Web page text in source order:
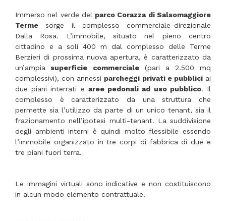
Immerso nel verde del parco Corazza di Salsomaggiore
Terme sorge il complesso commerciale-direzionale
Dalla Rosa. L’immobile, situato nel pieno centro
cittadino e a soli 400 m dal complesso delle Terme
Berzieri di prossima nuova apertura, è caratterizzato da
un’ampia superficie commerciale (pari a 2.500 mq
complessivi), con annessi parcheggi privati e pubbliciai
due piani interrati e aree pedonali ad uso pubblico. Il
complesso è caratterizzato da una struttura che
permette sia l’utilizzo da parte di un unico tenant, sia il
frazionamento nell’ipotesi multi-tenant. La suddivisione
degli ambienti interni è quindi molto flessibile essendo
l’immobile organizzato in tre corpi di fabbrica di due e
tre piani fuori terra.
Le immagini virtuali sono indicative e non costituiscono
in alcun modo elemento contrattuale.